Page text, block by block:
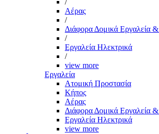
/
Αέρας
/
Διάφορα Δομικά Εργαλεία
/
Εργαλεία Ηλεκτρικά
/
view more
Εργαλεία
Aτομική Προστασία
Kήπος
Αέρας
Διάφορα Δομικά Εργαλεία
Εργαλεία Ηλεκτρικά
view more